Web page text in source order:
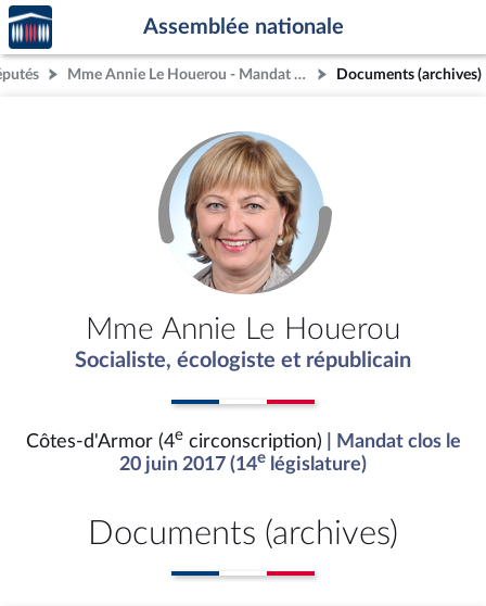
Aller au contenu
Aller en bas de la page
Accèder
à la
page
d'accueil
Assemblée nationale
Mme Annie Le Houerou - Mandat clos - Côtes-d'Armor (4e circonscription) Documents (archives)
Mme Annie Le Houerou
Socialiste, écologiste et républicain
Côtes-d'Armor (4ecirconscription)
| Mandat clos le
20 juin 2017 (14e législature)
Documents (archives)